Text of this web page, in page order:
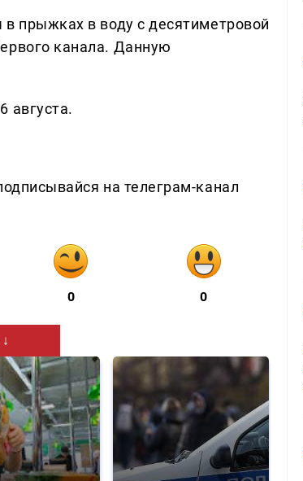
прыжках в воду с десятиметровой
канала. Данную
августа.
на телеграм-канал
0 0